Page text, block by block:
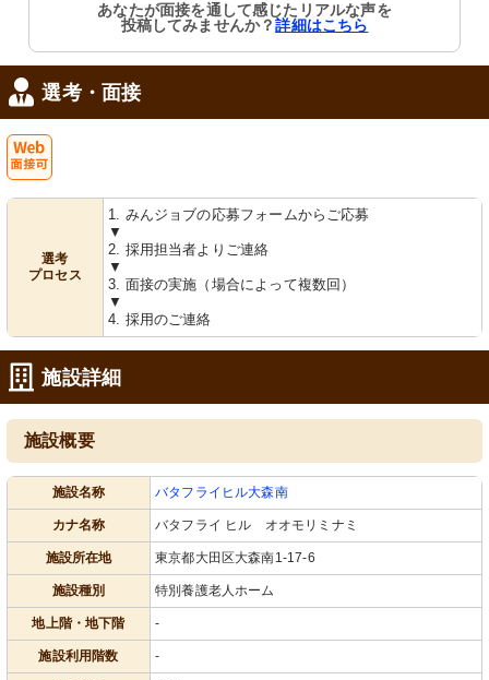
あなたが面接を通して感じたリアルな声を
投稿してみませんか？詳細はこちら
選考・面接
選考
プロセス
1. みんジョブの応募フォームからご応募
▼
2. 採用担当者よりご連絡
▼
3. 面接の実施（場合によって複数回）
▼
4. 採用のご連絡
施設詳細
施設概要
施設名称 バタフライヒル大森南
カナ名称 バタフライ ヒル オオモリミナミ
施設所在地 東京都大田区大森南1-17-6
施設種別 特別養護老人ホーム
地上階・地下階 -
施設利用階数 -